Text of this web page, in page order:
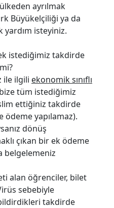
ayrılmak
Büyükelçiliği ya da
isteyiniz.
istediğimiz takdirde
ile ilgili ekonomik sınıflı
tüm istediğimiz
ettiğiniz takdirde
ödeme yapılamaz).
dönüş
çıkan bir ek ödeme
belgelemeniz
alan öğrenciler, bilet
sebebiyle
takdirde